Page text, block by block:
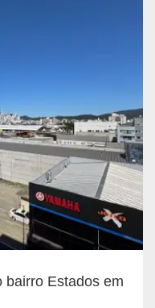
bairro Estados em